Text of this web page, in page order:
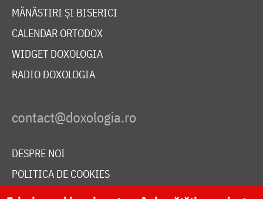
MĂNĂSTIRI ȘI BISERICI
CALENDAR ORTODOX
WIDGET DOXOLOGIA
RADIO DOXOLOGIA
DESPRE NOI
POLITICA DE COOKIES
DONEAZĂ ONLINE PENTRU CATEDRALA NAȚIONALĂ